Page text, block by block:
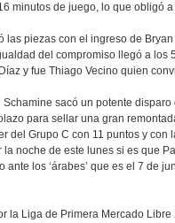
minutos de juego, lo que obligó
las piezas con el ingreso de
del compromiso llegó a los
y fue Thiago Vecino quien
sacó un potente
para sellar una gran
del Grupo C con 11 puntos y
noche de este lunes si es que
los ‘árabes’ que es el 7 de
la Liga de Primera Mercado